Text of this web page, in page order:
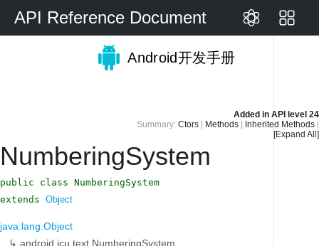
API Reference Document
Android开发手册
Added in API level 24
Summary: Ctors Methods Inherited Methods
[Expand All]
NumberingSystem
public class NumberingSystem
extends Object
java.lang.Object
↳ android.icu.text.NumberingSystem